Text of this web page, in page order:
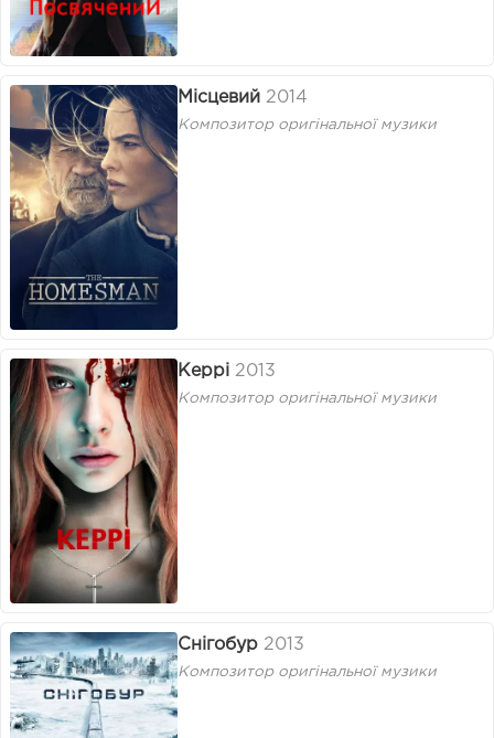
Місцевий 2014
Композитор оригінальної музики
Керрі 2013
Композитор оригінальної музики
Снігобур 2013
Композитор оригінальної музики